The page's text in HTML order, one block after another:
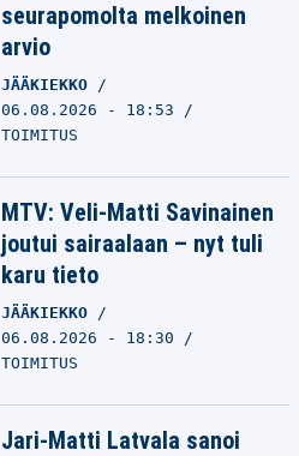
seurapomolta melkoinen
arvio
JÄÄKIEKKO
06.08.2026 - 18:53
TOIMITUS
MTV: Veli-Matti Savinainen
joutui sairaalaan – nyt tuli
karu tieto
JÄÄKIEKKO
06.08.2026 - 18:30
TOIMITUS
Jari-Matti Latvala sanoi